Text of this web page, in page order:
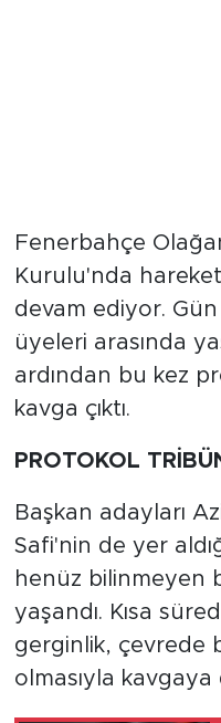
Fenerbahçe
Kurulu'nda
devam ediyor.
üyeleri arasında
ardından bu kez
kavga çıktı.
PROTOKOL
Başkan adayları
Safi'nin de yer
henüz bilinmeyen
yaşandı. Kısa
gerginlik, çevrede
olmasıyla